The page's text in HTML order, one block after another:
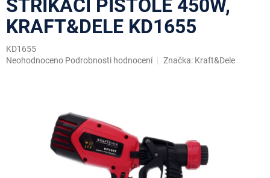
STŘÍKACÍ PISTOLE 450W,
KRAFT&DELE KD1655
KD1655
Průměrné
Neohodnoceno Podrobnosti hodnocení Značka: Kraft&Dele